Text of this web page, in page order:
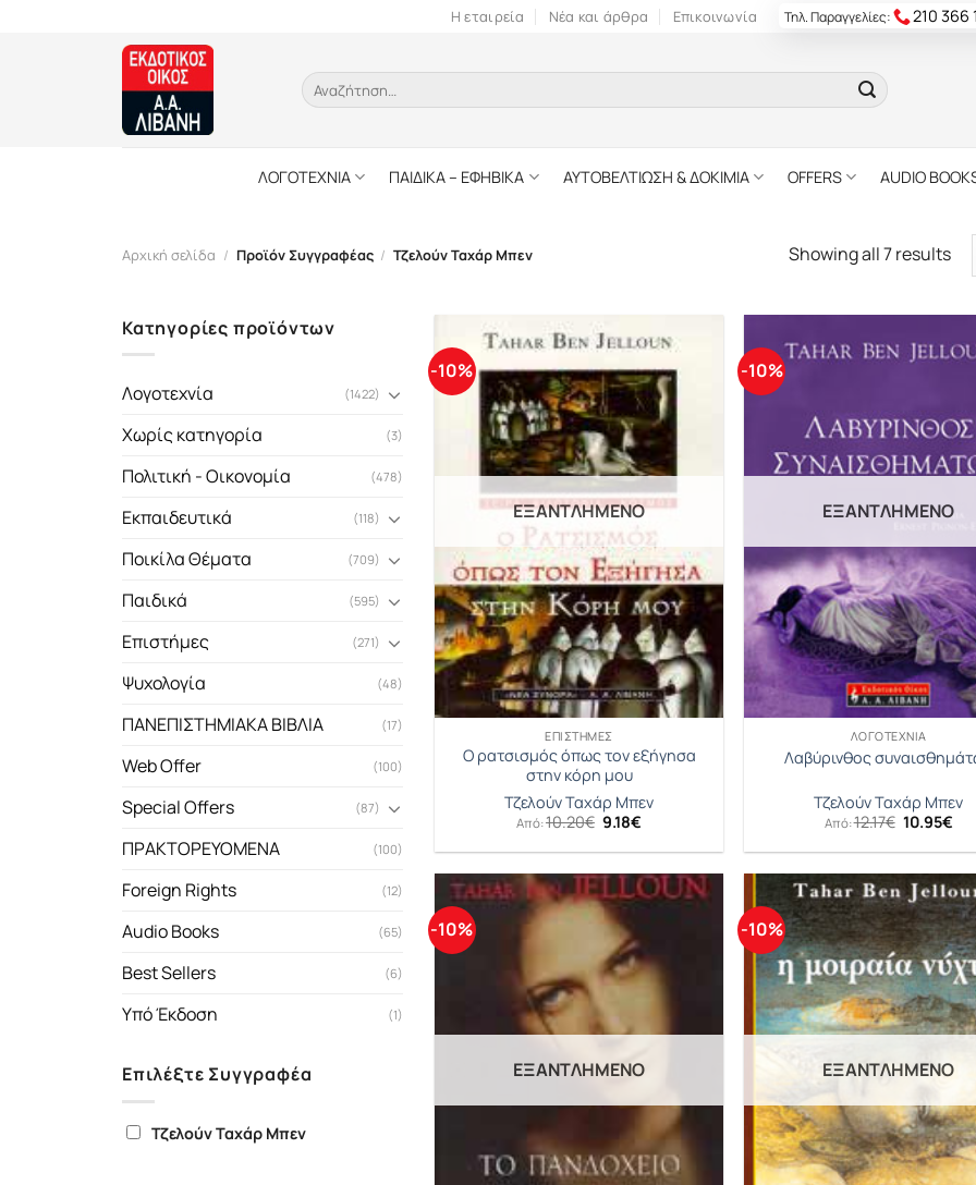
Η εταιρεία Νέα και άρθρα Επικοινωνία Τηλ. Παραγγελίες: 210 366
Αναζήτηση
για:
ΛΟΓΟΤΕΧΝΙΑ ΠΑΙΔΙΚΑ – ΕΦΗΒΙΚΑ ΑΥΤΟΒΕΛΤΙΩΣΗ & ΔΟΚΙΜΙΑ OFFERS AUDIO
Αρχική σελίδα / Προϊόν Συγγραφέας / Τζελούν Ταχάρ Μπεν Showing all 7 results
Κατηγορίες προϊόντων
Λογοτεχνία (1422)
Χωρίς κατηγορία (3)
Πολιτική - Οικονομία (478)
Εκπαιδευτικά (118)
Ποικίλα Θέματα (709)
Παιδικά (595)
Επιστήμες (271)
Ψυχολογία (48)
ΠΑΝΕΠΙΣΤΗΜΙΑΚΑ ΒΙΒΛΙΑ (17)
Web Offer (100)
Special Offers (87)
ΠΡΑΚΤΟΡΕΥΟΜΕΝΑ (100)
Foreign Rights (12)
Audio Books (65)
Best Sellers (6)
Υπό Έκδοση (1)
Επιλέξτε Συγγραφέα
Τζελούν Ταχάρ Μπεν
-10%
ΕΞΑΝΤΛΗΜΈΝΟ
ΕΠΙΣΤΉΜΕΣ
Ο ρατσισμός όπως τον εξήγησα
στην κόρη μου
Τζελούν Ταχάρ Μπεν
Από:10.20€ Original
price
was:
9.18€
τιμή
9.18€.
-10%
ΕΞΑΝΤΛΗΜΈΝΟ
ΛΟΓΟΤΕΧΝΊΑ
Λαβύρινθος
Τζελούν Ταχάρ Μπεν
Από:12.17€ Original
price
was:
10.95€Η
-10%
ΕΞΑΝΤΛΗΜΈΝΟ
-10%
ΕΞΑΝΤΛΗΜΈΝΟ